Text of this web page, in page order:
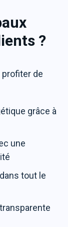
?
profiter de
grâce à
une
tout le